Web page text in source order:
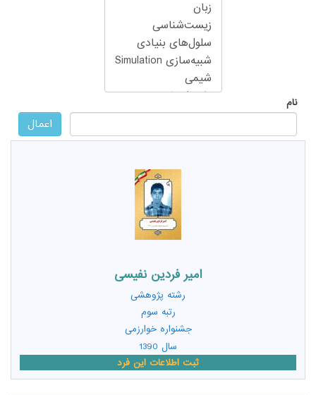
نام
اعمال
امیر فردین نفیسی
رشته پژوهشی
رتبه سوم
جشنواره خوارزمی
سال 1390
ثبت اطلاعات این فرد